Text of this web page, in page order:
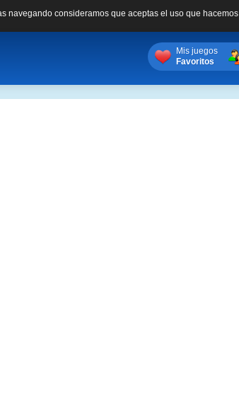
navegando consideramos que aceptas el uso que
Mis juegos
Favoritos